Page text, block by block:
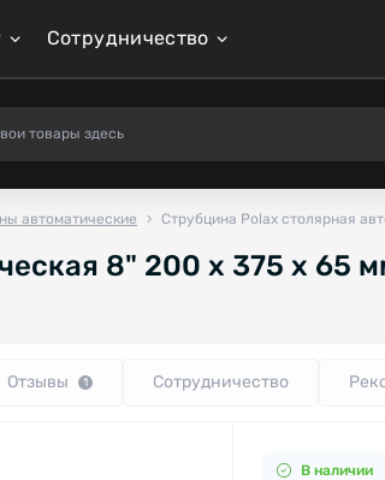
Сотрудничество
автоматические Струбцина Polax столярная
8" 200 х 375 х 65
Отзывы 1 Сотрудничество
В наличии